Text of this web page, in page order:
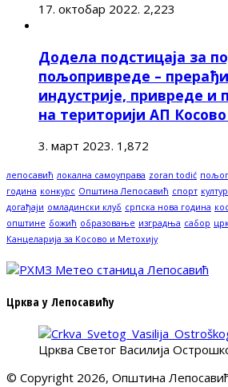
17. октобар 2022. 2,223
Додела подстицаја за
пољопривреде –
индустрије, привреде и
на територији АП
3. март 2023. 1,872
лепосавић локална самоуправа zoran todić
година конкурс Општина Лепосавић спорт
догађаји омладински клуб српска нова година
општине божић образовање изградња сабор
Канцеларија за Косово и Метохију
Црква у Лепосавићу
Црква Светог Василија
© Copyright 2026, Општина